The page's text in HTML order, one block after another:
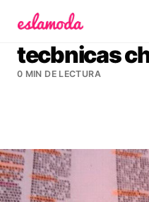
tecbnicas
0 MIN DE LECTURA